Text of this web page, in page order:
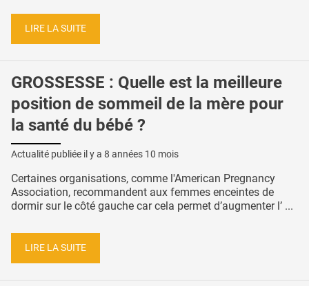
LIRE LA SUITE
GROSSESSE : Quelle est la meilleure
position de sommeil de la mère pour
la santé du bébé ?
Actualité publiée il y a 8 années 10 mois
Certaines organisations, comme l'American Pregnancy
Association, recommandent aux femmes enceintes de
dormir sur le côté gauche car cela permet d’augmenter l’ ...
LIRE LA SUITE